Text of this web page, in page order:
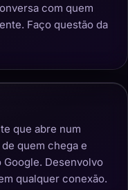
com quem
Faço questão da
que abre num
quem chega e
Google. Desenvolvo
qualquer conexão.